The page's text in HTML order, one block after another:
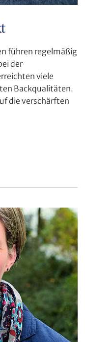
führen regelmäßig
der
viele
Backqualitäten.
die verschärften